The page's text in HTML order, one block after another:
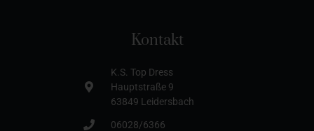
Kontakt
K.S. Top Dress
Hauptstraße 9
63849 Leidersbach
06028/6366